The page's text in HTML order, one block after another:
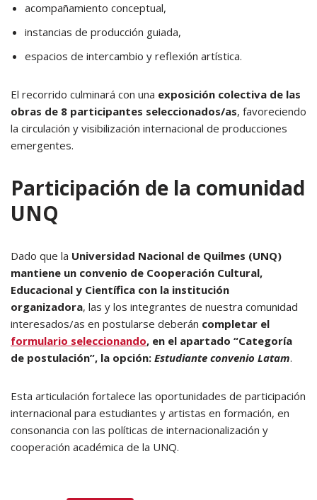
acompañamiento conceptual,
instancias de producción guiada,
espacios de intercambio y reflexión artística.
El recorrido culminará con una exposición colectiva de las
obras de 8 participantes seleccionados/as, favoreciendo
la circulación y visibilización internacional de producciones
emergentes.
Participación de la comunidad
UNQ
Dado que la Universidad Nacional de Quilmes (UNQ)
mantiene un convenio de Cooperación Cultural,
Educacional y Científica con la institución
organizadora, las y los integrantes de nuestra comunidad
interesados/as en postularse deberán completar el
formulario seleccionando, en el apartado “Categoría
de postulación”, la opción: Estudiante convenio Latam.
Esta articulación fortalece las oportunidades de participación
internacional para estudiantes y artistas en formación, en
consonancia con las políticas de internacionalización y
cooperación académica de la UNQ.